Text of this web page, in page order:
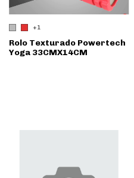
+1
Rolo Texturado Powertech
Yoga 33CMX14CM